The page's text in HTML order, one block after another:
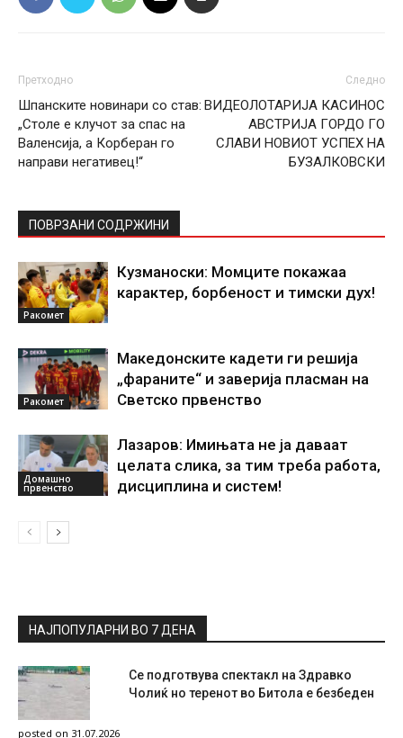
Претходно
Шпанските новинари со став:
„Столе е клучот за спас на
Валенсија, а Корберан го
направи негативец!“
Следно
ВИДЕОЛОТАРИЈА КАСИНОС
АВСТРИЈА ГОРДО ГО
СЛАВИ НОВИОТ УСПЕХ НА
БУЗАЛКОВСКИ
ПОВРЗАНИ СОДРЖИНИ
Ракомет
Кузманоски: Момците покажаа
карактер, борбеност и тимски дух!
Ракомет
Македонските кадети ги решија
„фараните“ и заверија пласман на
Светско првенство
Домашно
првенство
Лазаров: Имињата не ја даваат
целата слика, за тим треба работа,
дисциплина и систем!
НАЈПОПУЛАРНИ ВО 7 ДЕНА
Се подготвува спектакл на Здравко
Чолиќ но теренот во Битола е безбеден
posted on 31.07.2026